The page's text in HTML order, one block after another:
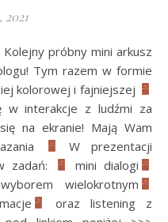
2021
Tym razem w formie
kolorowej i fajniejszej
w interakcje z ludźmi za
na ekranie! Mają Wam
W prezentacji
zadań:
mini dialogi
wielokrotnym
oraz listening z